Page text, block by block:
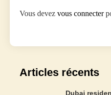
Vous devez vous connecter
Articles récents
Dubai